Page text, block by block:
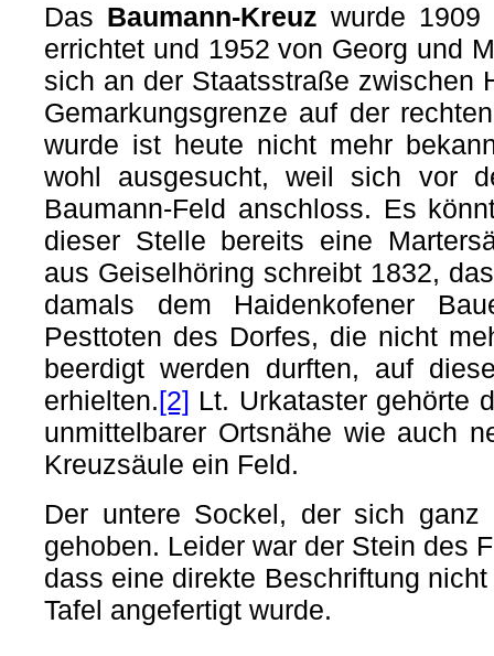
Das Baumann-Kreuzwurde
errichtet und 1952 von Georg und
sich an der Staatsstraße zwischen
Gemarkungsgrenze auf der
wurde ist heute nicht mehr
wohl ausgesucht, weil sich vor
Baumann-Feld anschloss. Es
dieser Stelle bereits eine
aus Geiselhöring schreibt 1832,
damals dem Haidenkofener
Pesttoten des Dorfes, die nicht
beerdigt werden durften, auf
erhielten.[2] Lt. Urkataster gehörte
unmittelbarer Ortsnähe wie auch
Kreuzsäule ein Feld.
Der untere Sockel, der sich
gehoben. Leider war der Stein des
dass eine direkte Beschriftung
Tafel angefertigt wurde.